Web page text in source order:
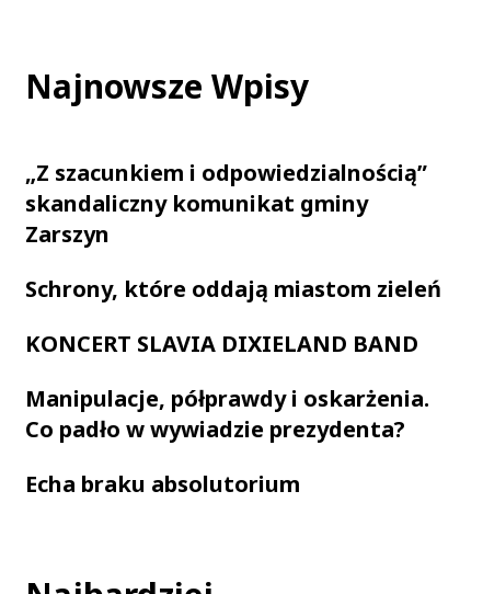
Najnowsze Wpisy
„Z szacunkiem i odpowiedzialnością”
skandaliczny komunikat gminy
Zarszyn
Schrony, które oddają miastom zieleń
KONCERT SLAVIA DIXIELAND BAND
Manipulacje, półprawdy i oskarżenia.
Co padło w wywiadzie prezydenta?
Echa braku absolutorium